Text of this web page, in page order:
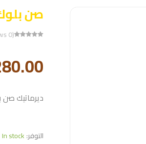
صن
(0 reviews)
ديرماتيك صن
التوفر: In stock